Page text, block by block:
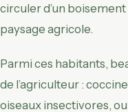
circuler d’un
paysage agricole.
Parmi ces habitants,
de l’agriculteur :
oiseaux insectivores,